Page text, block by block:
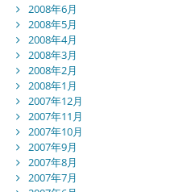
2008年6月
2008年5月
2008年4月
2008年3月
2008年2月
2008年1月
2007年12月
2007年11月
2007年10月
2007年9月
2007年8月
2007年7月